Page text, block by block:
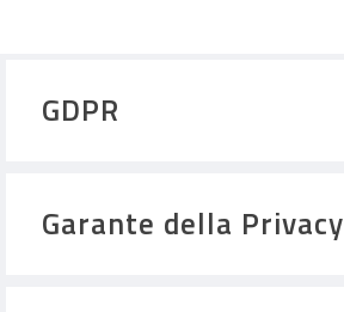
GDPR
Garante della Privacy